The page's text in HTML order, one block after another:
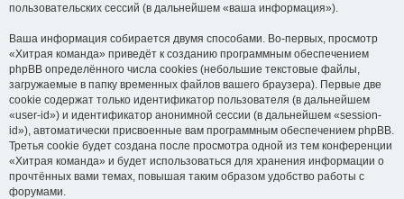
пользовательских сессий (в дальнейшем «ваша информация»).
Ваша информация собирается двумя способами. Во-первых, просмотр
«Хитрая команда» приведёт к созданию программным обеспечением
phpBB определённого числа cookies (небольшие текстовые файлы,
загружаемые в папку временных файлов вашего браузера). Первые две
cookie содержат только идентификатор пользователя (в дальнейшем
«user-id») и идентификатор анонимной сессии (в дальнейшем «session-
id»), автоматически присвоенные вам программным обеспечением phpBB.
Третья cookie будет создана после просмотра одной из тем конференции
«Хитрая команда» и будет использоваться для хранения информации о
прочтённых вами темах, повышая таким образом удобство работы с
форумами.